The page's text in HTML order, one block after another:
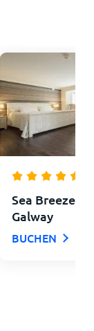
Sea Breeze
Galway
BUCHEN